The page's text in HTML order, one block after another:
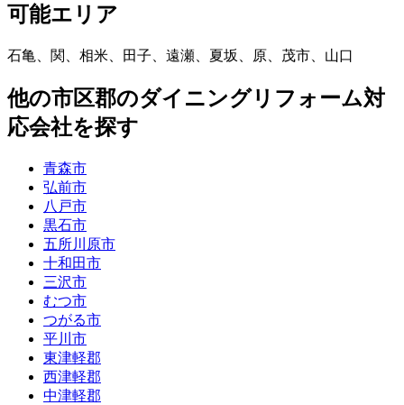
可能エリア
石亀 関 相米 田子 遠瀬 夏坂 原 茂市 山口
他の市区郡のダイニングリフォーム対
応会社を探す
青森市
弘前市
八戸市
黒石市
五所川原市
十和田市
三沢市
むつ市
つがる市
平川市
東津軽郡
西津軽郡
中津軽郡